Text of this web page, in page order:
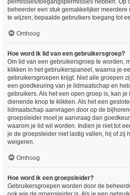
permissies/toegangspermissies hebben. Op
beheerder een stuk gemakkelijker meerdere
te wijzen, bepaalde gebruikers toegang tot
Omhoog
Hoe word ik lid van een gebruikersgroep?
Om lid van een gebruikersgroep te worden,
klikken in het gebruikerspaneel, waarna je
gebruikersgroepen krijgt. Niet alle groepen
een goedkeuring van je lidmaatschap en
gebruikers. Als het een open groep is, kan
dienende knop te klikken. Als het een
lidmaatschap aanvragen door op de
groepsleider moet je aanvraag dan
waarom je lid wil worden. Indien je niet tot
je de groepsleider niet lastig vallen, hij of zij
weigeren.
Omhoog
Hoe word ik een groepsleider?
Gebruikersgroepen worden door de